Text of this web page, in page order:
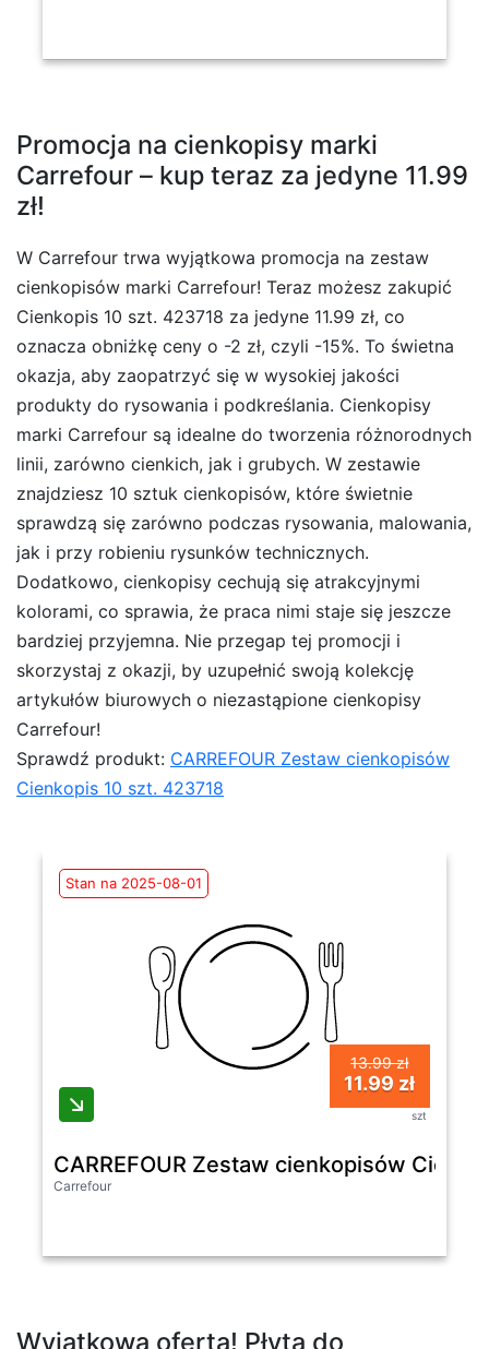
Promocja na cienkopisy marki
Carrefour – kup teraz za jedyne 11.99
zł!
W Carrefour trwa wyjątkowa promocja na zestaw
cienkopisów marki Carrefour! Teraz możesz zakupić
Cienkopis 10 szt. 423718 za jedyne 11.99 zł, co
oznacza obniżkę ceny o -2 zł, czyli -15%. To świetna
okazja, aby zaopatrzyć się w wysokiej jakości
produkty do rysowania i podkreślania. Cienkopisy
marki Carrefour są idealne do tworzenia różnorodnych
linii, zarówno cienkich, jak i grubych. W zestawie
znajdziesz 10 sztuk cienkopisów, które świetnie
sprawdzą się zarówno podczas rysowania, malowania,
jak i przy robieniu rysunków technicznych.
Dodatkowo, cienkopisy cechują się atrakcyjnymi
kolorami, co sprawia, że praca nimi staje się jeszcze
bardziej przyjemna. Nie przegap tej promocji i
skorzystaj z okazji, by uzupełnić swoją kolekcję
artykułów biurowych o niezastąpione cienkopisy
Carrefour!
Sprawdź produkt: CARREFOUR Zestaw cienkopisów
Cienkopis 10 szt. 423718
Stan na 2025-08-01
13.99 zł
11.99 zł
szt
CARREFOUR Zestaw cienkopisów
Carrefour
Wyjątkowa oferta! Płyta do